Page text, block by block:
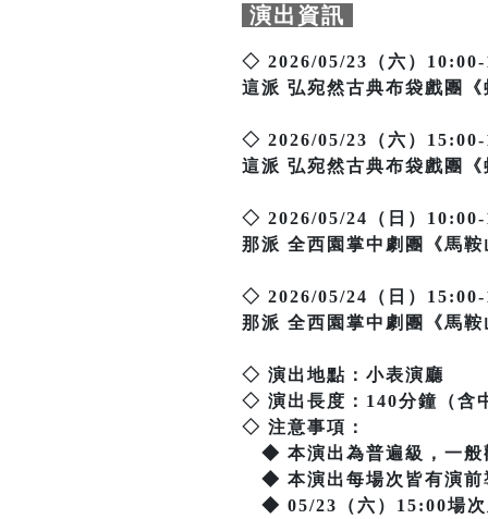
演出資訊
◇ 2026/05/23（六）
這派 弘宛然古典布袋戲團
◇ 2026/05/23（六）
這派 弘宛然古典布袋戲團
◇ 2026/05/24（日）
那派 全西園掌中劇團《馬
◇ 2026/05/24（日）
那派 全西園掌中劇團《馬
◇ 演出地點：小表演廳
◇ 演出長度：140分鐘（含
◇ 注意事項：
◆ 本演出為普遍級，一般
◆ 本演出每場次皆有演前
◆ 05/23（六）15:00場次